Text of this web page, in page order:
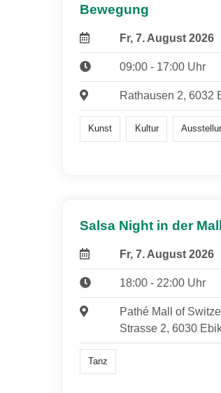
Bewegung
Fr, 7. August 2026
09:00 - 17:00 Uhr
Rathausen 2, 6032
Kunst Kultur
Salsa Night in der
Fr, 7. August 2026
18:00 - 22:00 Uhr
Pathé Mall of
Strasse 2, 6030
Tanz